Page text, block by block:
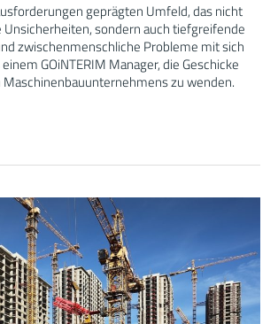
geprägten Umfeld, das nicht
sondern auch tiefgreifende
zwischenmenschliche Probleme mit sich
GOiNTERIM Manager, die Geschicke
zu wenden.